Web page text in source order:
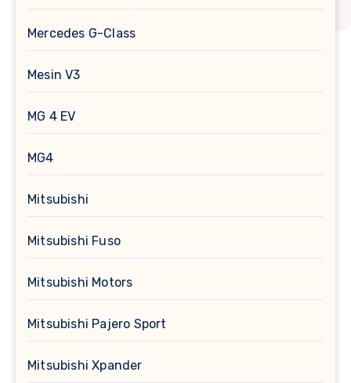
Mercedes G-Class
Mesin V3
MG 4 EV
MG4
Mitsubishi
Mitsubishi Fuso
Mitsubishi Motors
Mitsubishi Pajero Sport
Mitsubishi Xpander